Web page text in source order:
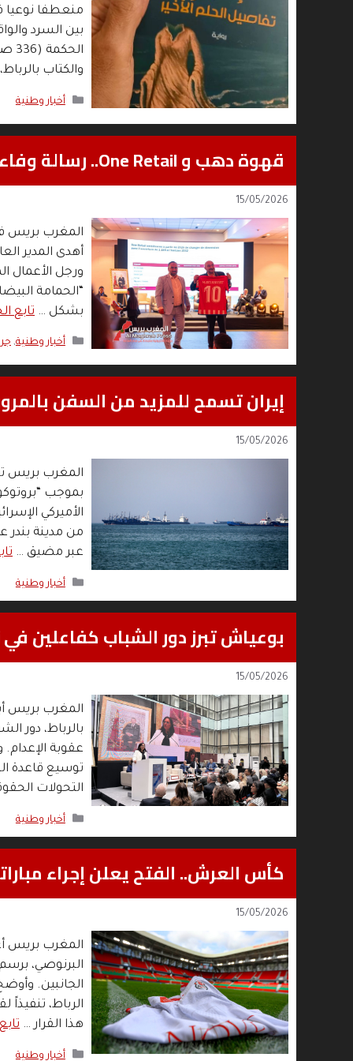
منعطفا نوعيا
بين السرد
والكتاب
التصنيفات
أخبار وطنية
قهوة دهب و One Retail.. رسالة وفاء لتطوان بقميص المغرب التطواني و درع الحمامة
15/05/2026
المغرب بريس
أهدى المدير
ورجل الأعمال
“الحمامة
بشكل … تابع
التصنيفات
أخبار وطنية,
إيران تسمح للمزيد من السفن
15/05/2026
المغرب بريس
بموجب
الأميركي
من مدينة بندر
عبر مضيق …
التصنيفات
أخبار وطنية
بوعياش تبرز دور الشباب كفاعلين
15/05/2026
المغرب بريس
بالرباط، دور
عقوبة
توسيع قاعدة
التحولات
التصنيفات
أخبار وطنية
كأس العرش.. الفتح يعلن إجراء
15/05/2026
المغرب بريس
البرنوصي،
الجانبين.
الرباط، تنفيذاً
هذا القرار …
التصنيفات
أخبار وطنية